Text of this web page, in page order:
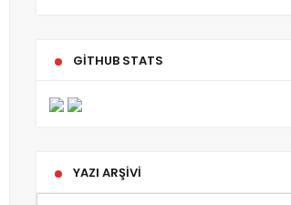
GITHUB STATS
YAZI ARŞIVI